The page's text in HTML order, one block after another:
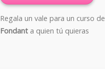
Regala un vale para un curso de
Fondant a quien tú quieras